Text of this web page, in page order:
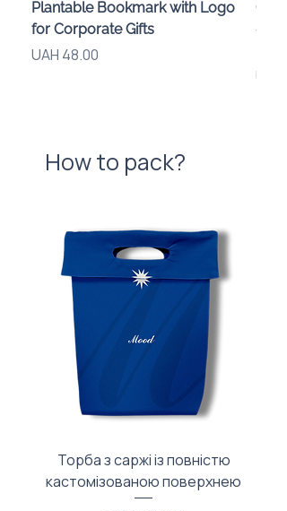
Plantable Bookmark with Logo
for Corporate Gifts
Price
UAH 48.00
Price
UAH
How to pack?
Торба з саржі із повністю
кастомізованою поверхнею